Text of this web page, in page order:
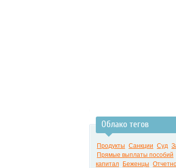
Облако тегов
Продукты Санкции Суд
Прямые выплаты пособий
капитал
Беженцы